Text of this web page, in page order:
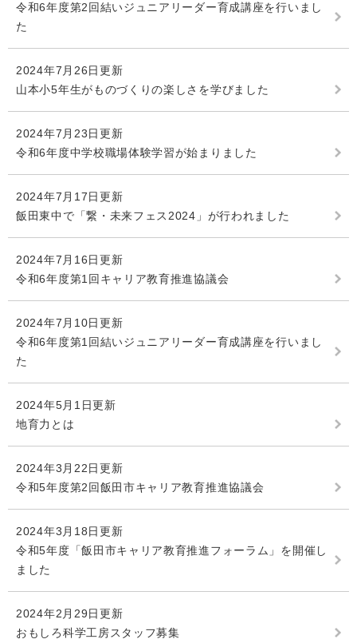
令和6年度第2回結いジュニアリーダー育成講座を行いまし
た
2024年7月26日更新
山本小5年生がものづくりの楽しさを学びました
2024年7月23日更新
令和6年度中学校職場体験学習が始まりました
2024年7月17日更新
飯田東中で「繋・未来フェス2024」が行われました
2024年7月16日更新
令和6年度第1回キャリア教育推進協議会
2024年7月10日更新
令和6年度第1回結いジュニアリーダー育成講座を行いまし
た
2024年5月1日更新
地育力とは
2024年3月22日更新
令和5年度第2回飯田市キャリア教育推進協議会
2024年3月18日更新
令和5年度「飯田市キャリア教育推進フォーラム」を開催し
ました
2024年2月29日更新
おもしろ科学工房スタッフ募集